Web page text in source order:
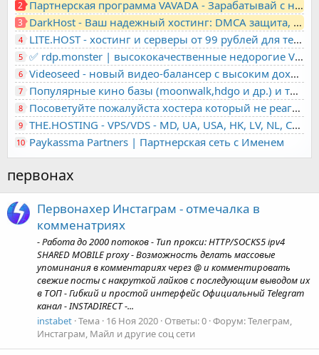
2 Партнерская программа VAVADA - Зарабатывай с нами!
3 DarkHost - Ваш надежный хостинг: DMCA защита, лояльность, анонимность
4 LITE.HOST - хостинг и серверы от 99 рублей для тех, кто любит не переплачивать. Доступ по SSH, поддержка PHP, GIT, COMPOSER, сертификаты Let's Encrypt
5 ✅ rdp.monster | высококачественные недорогие VPS, RDP - выделенные серверы
6 Videoseed - новый видео-балансер с высоким доходом
7 Популярные кино базы (moonwalk,hdgo и др.) и торренты в одном плеере для вашего сайта
8 Посоветуйте пожалуйста хостера который не реагирует на ркн
9 THE.HOSTING - VPS/VDS - MD, UA, USA, HK, LV, NL, CA, DE, SK, CZE, GB, IL, TR, PL, BG, RO, IT, FL, HU, PT.
10 Paykassma Partners | Партнерская сеть с Именем
первонах
Первонахер Инстаграм - отмечалка в
комменатриях
- Работа до 2000 потоков - Тип прокси: HTTP/SOCKS5 ipv4
SHARED MOBILE proxy - Возможность делать массовые
упоминания в комментариях через @ и комментировать
свежие посты с накруткой лайков с последующим выводом их
в ТОП - Гибкий и простой интерфейс Официальный Telegram
канал - INSTADIRECT -...
instabet Тема 16 Ноя 2020 Ответы: 0 Форум:Телеграм,
Инстаграм, Майл и другие соц сети